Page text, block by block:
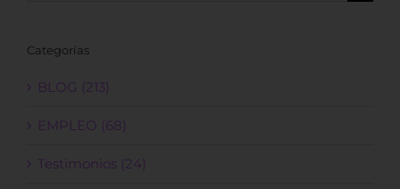
Categorías
BLOG (213)
EMPLEO (68)
Testimonios (24)